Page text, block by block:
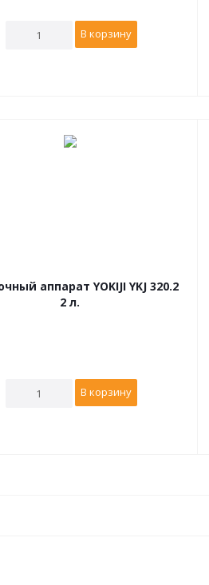
В корзину
аппарат YOKIJI YKJ 320.2
2 л.
В корзину